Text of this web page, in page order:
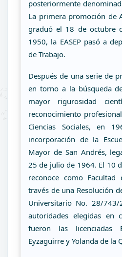
posteriormente
La primera promoción de
graduó el 18 de octubre
1950, la EASEP pasó a
de Trabajo.
Después de una serie de
en torno a la búsqueda
mayor rigurosidad
reconocimiento
Ciencias Sociales, en
incorporación de la
Mayor de San Andrés,
25 de julio de 1964. El 10
reconoce como Facultad
través de una Resolución
Universitario No. 28/743/
autoridades elegidas en
fueron las licenciadas
Eyzaguirre y Yolanda de la